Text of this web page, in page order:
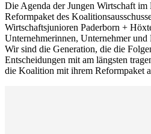
Die Agenda der Jungen Wirtschaft
Reformpaket des
Wirtschaftsjunioren Paderborn +
Unternehmerinnen, Unternehmer
Wir sind die Generation, die die
Entscheidungen mit am längsten
die Koalition mit ihrem Reformpaket